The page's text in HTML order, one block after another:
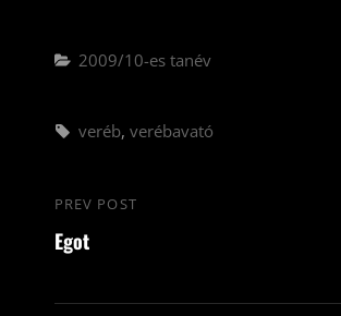
Categories
2009/10-es tanév
Tags,
veréb, verébavató
Bejegyzés
navigáció
Previous
Post
PREV POST
Egot